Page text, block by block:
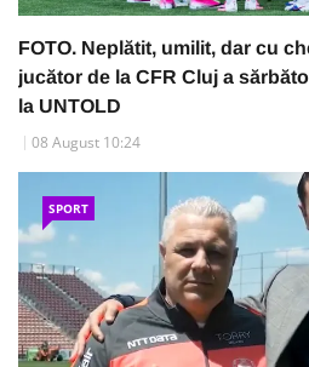
FOTO. Neplătit, umilit, dar cu
jucător de la CFR Cluj a
la UNTOLD
08 August 10:24
SPORT